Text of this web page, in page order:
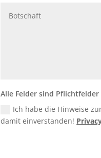
Alle Felder sind Pflichtfelder
Ich habe die Hinweise
damit einverstanden!